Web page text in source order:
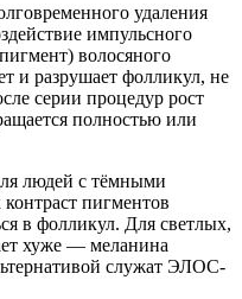
удаления
импульсного
волосяного
и разрушает фолликул, не
серии процедур рост
полностью или
людей с тёмными
пигментов
в фолликул. Для светлых,
хуже — меланина
служат ЭЛОС-